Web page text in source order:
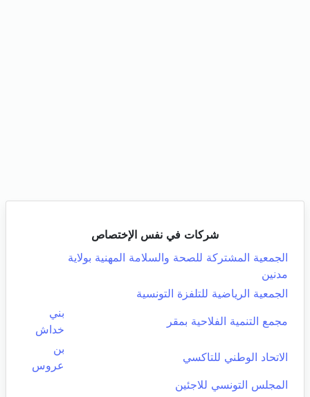
شركات في نفس الإختصاص
الجمعية المشتركة للصحة والسلامة المهنية بولاية
مدنين
الجمعية الرياضية للتلفزة التونسية
مجمع التنمية الفلاحية بمقر
بني
خداش
الاتحاد الوطني للتاكسي
بن
عروس
المجلس التونسي للاجئين